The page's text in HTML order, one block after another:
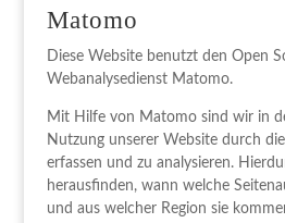
Matomo
Diese Website benutzt den Open
Webanalysedienst Matomo.
Mit Hilfe von Matomo sind wir in
Nutzung unserer Website durch
erfassen und zu analysieren.
herausfinden, wann welche
und aus welcher Region sie